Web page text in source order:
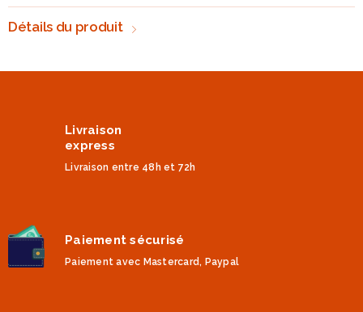
Détails du produit
Livraison
express
Livraison entre 48h et 72h
Paiement sécurisé
Paiement avec Mastercard, Paypal